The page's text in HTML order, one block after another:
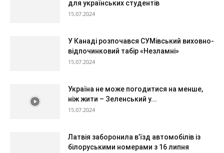
для українських студентів
15.07.2024
У Канаді розпочався СУМівський виховно-
відпочинковий табір «Незламні»
15.07.2024
Україна не може погодитися на менше,
ніж жити – Зеленський у...
15.07.2024
Латвія заборонила в’їзд автомобілів із
білоруськими номерами з 16 липня